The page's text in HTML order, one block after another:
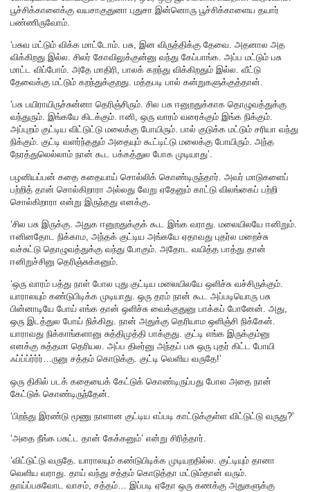
பூச்சிக்காளைக்கு வயசாகுதுனா புதுசா இன்னொரு பூச்சிக்காளைய தயார்
பண்ணிருவோம்.
‘பசுவ மட்டும் விக்க மாட்டோம். பசு, இன விருத்திக்கு தேவை. அதனால அத
விக்கிறது இல்ல. சிலர் கோவிலுக்குன்னு வந்து கேப்பாங்க. அப்ப மட்டும் பசு
மாட்ட விப்போம். அதே மாதிரி, பாலக் கறந்து விக்கிறதும் இல்ல. வீட்டு
தேவைக்கு மட்டும் கறந்துக்குறது. மத்தபடி பால் கன்றுகளுக்குத்தான்.
‘பசு பயிராயிருச்சுன்னா தெரிஞ்சிரும். சில பசு ஈனுறதுக்காக தொழுவத்துக்கு
வந்துரும். இங்கயே கிடக்கும். ஈனி, ஒரு வாரம் வரைக்கும் இங்க நிக்கும்.
அப்புறம் குட்டிய விட்டுட்டு மலைக்கு போயிரும். பால் குடுக்க மட்டும் சரியா வந்து
நிக்கும். குட்டி வளர்ந்ததும் அதையும் கூட்டிட்டு மலைக்கு போயிரும். அந்த
நேரத்துலெல்லாம் நான் கூட பக்கத்துல போக முடியாது’.
பழனியப்பன் கதை கதையாய் சொல்லிக் கொண்டிருந்தார். அவர் மாடுகளைப்
பற்றித் தான் சொல்கிறாரா அல்லது வேறு ஏதேனும் காட்டு விலங்கைப் பற்றி
சொல்கிறாரா என்று இருந்தது எனக்கு.
‘சில பசு இருக்கு. அதுக ஈனுறதுக்குக் கூட இங்க வராது. மலையிலயே ஈனிறும்.
ஈனினதோட நிக்காம, அந்தக் குட்டிய அங்கயே ஏதாவது புதர்ல மறைச்சு
வச்சுட்டு தொழுவத்துக்கு வந்து போகும். அதோட வயித்த பாத்து தான்
ஈனிறுச்சினு தெரிஞ்சுக்கனும்.
‘ஒரு வாரம் பத்து நாள் போல புது குட்டிய மலையிலயே ஒளிச்சு வச்சிருக்கும்.
யாராலயும் கண்டுபிடிக்க முடியாது. ஒரு தரம் நான் கூட அப்படியொரு பசு
பின்னாடியே போய் எங்க தான் ஒளிச்சு வைக்குதுனு பாக்கப் போனேன். அது,
ஒரு இடத்துல போய் நிக்கிது. நான் அதுக்கு தெரியாம ஒளிஞ்சி நிக்கேன்.
யாராவது நிக்காங்களானு சுத்திமுத்தி பாக்குது. குட்டி எங்க இருக்கும்னு
எனக்கு சுத்தமா தெரியல. அப்ப திடீர்னு அந்தப் பசு ஒரு புதர் கிட்ட போயி
ஃப்ப்ப்ர்ர்ர்…ருனு சத்தம் கொடுக்கு. குட்டி வெளிய வருதே!’
ஒரு திகில் படக் கதையைக் கேட்டுக் கொண்டிருப்பது போல அதை நான்
கேட்டுக் கொண்டிருந்தேன்.
‘பிறந்து இரண்டு மூணு நாளான குட்டிய எப்படி காட்டுக்குள்ள விட்டுட்டு வருது?’
‘அதை நீங்க பசுட்ட தான் கேக்கனும்’ என்று சிரித்தார்.
‘விட்டுட்டு வருதே. யாராலயும் கண்டுபிடிக்க முடியறதில்ல. குட்டியும் தானா
வெளிய வராது. தாய் வந்து சத்தம் கொடுத்தா மட்டும்தான் வரும்.
தாய்ப்பசுவோட வாசம், சத்தம்… இப்படி ஏதோ ஒரு கணக்கு அதுகளுக்கு